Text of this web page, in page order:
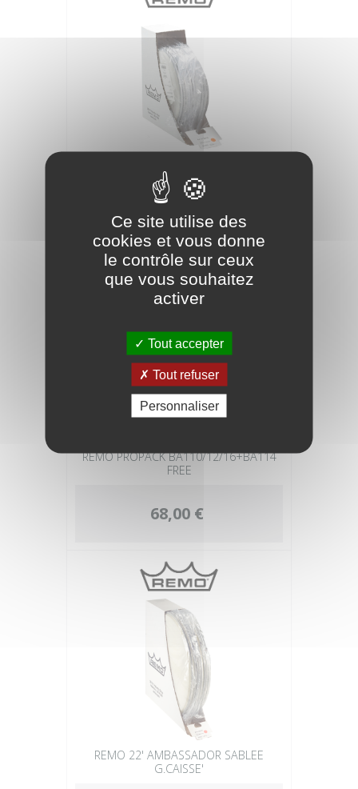
REMO 13' AMBASSADOR SABLEE'
30,90 €
REMO PROPACK BA110/12/16+BA114
FREE
68,00 €
REMO 22' AMBASSADOR SABLEE
G.CAISSE'
Ce site utilise des
cookies et vous donne
le contrôle sur ceux
que vous souhaitez
activer
Tout accepter
Tout refuser
Personnaliser